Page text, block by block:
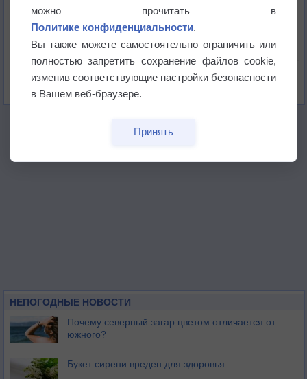
Европейские столицы бьют рекорды жары
не выпадал дождь
НЕПОГОДНЫЕ НОВОСТИ
Почему северный загар цветом отличается от
южного?
Букет сирени вреден для здоровья
можно прочитать в
Политике конфиденциальности.
Вы также можете самостоятельно ограничить или
полностью запретить сохранение файлов cookie,
изменив соответствующие настройки безопасности
в Вашем веб-браузере.
Принять